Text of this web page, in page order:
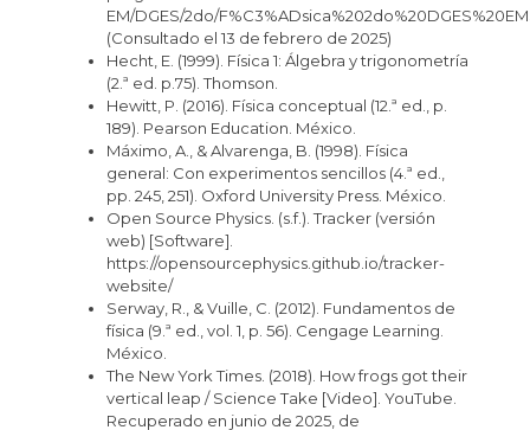
EM/DGES/2do/
(Consultado el 13 de febrero de 2025)
Hecht, E. (1999). Física 1: Álgebra y trigonometría
(2.ª ed. p.75). Thomson.
Hewitt, P. (2016). Física conceptual (12.ª ed., p.
189). Pearson Education. México.
Máximo, A., & Alvarenga, B. (1998). Física
general: Con experimentos sencillos (4.ª ed.,
pp. 245, 251). Oxford University Press. México.
Open Source Physics. (s.f.). Tracker (versión
web) [Software].
https://opensourcephysics.github.io/tracker-
website/
Serway, R., & Vuille, C. (2012). Fundamentos de
física (9.ª ed., vol. 1, p. 56). Cengage Learning.
México.
The New York Times. (2018). How frogs got their
vertical leap / Science Take [Video]. YouTube.
Recuperado en junio de 2025, de